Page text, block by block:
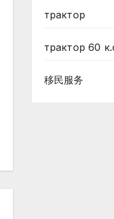
трактор
трактор 60
移民服务